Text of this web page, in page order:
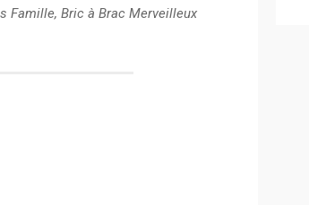
Famille, Bric à Brac Merveilleux